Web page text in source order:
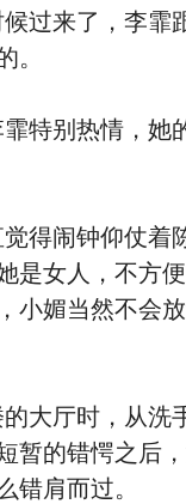
来了，李霏
。
别热情，她
闹钟仰仗着
是女人，不方便
小媚当然不会
厅时，从洗
暂的错愕之后
错肩而过。